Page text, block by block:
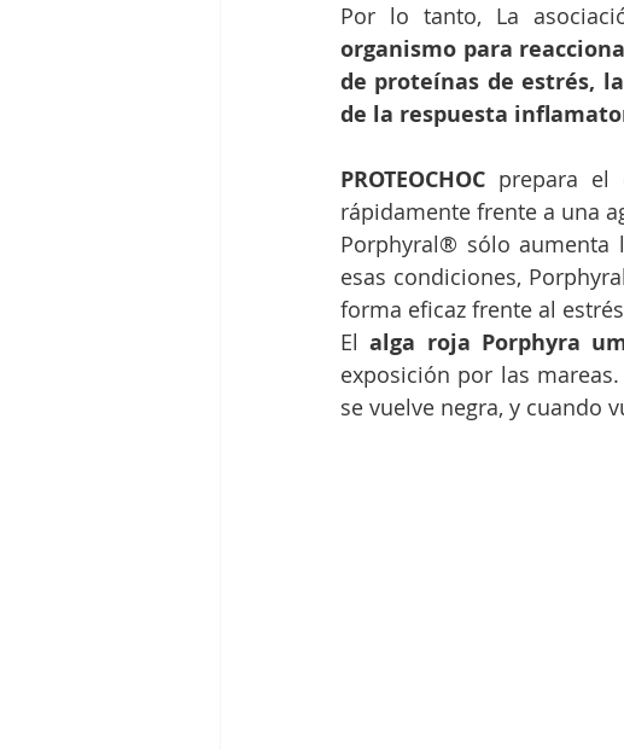
Por lo tanto, La
organismo para
de proteínas de estrés,
de la respuesta
PROTEOCHOC prepara el
rápidamente frente a una
Porphyral® sólo aumenta
esas condiciones,
forma eficaz frente al
El alga roja Porphyra
exposición por las
se vuelve negra, y cuando